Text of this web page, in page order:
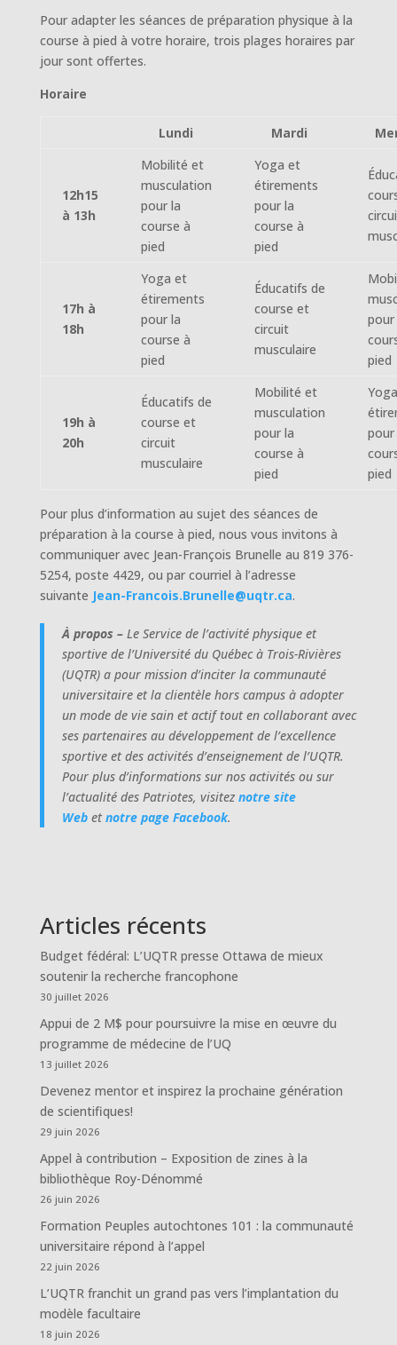
Pour adapter les séances de préparation physique à la
course à pied à votre horaire, trois plages horaires par
jour sont offertes.
Horaire
Lundi Mardi
12h15
à 13h
Mobilité et
musculation
pour la
course à
pied
Yoga et
étirements
pour la
course à
pied
17h à
18h
Yoga et
étirements
pour la
course à
pied
Éducatifs de
course et
circuit
musculaire
pour
pied
19h à
20h
Éducatifs de
course et
circuit
musculaire
Mobilité et
musculation
pour la
course à
pied
pour
pied
Pour plus d’information au sujet des séances de
préparation à la course à pied, nous vous invitons à
communiquer avec Jean-François Brunelle au 819 376-
5254, poste 4429, ou par courriel à l’adresse
suivante Jean-Francois.Brunelle@uqtr.ca.
À propos – Le Service de l’activité physique et
sportive de l’Université du Québec à Trois-Rivières
(UQTR) a pour mission d’inciter la communauté
universitaire et la clientèle hors campus à adopter
un mode de vie sain et actif tout en collaborant avec
ses partenaires au développement de l’excellence
sportive et des activités d’enseignement de l’UQTR.
Pour plus d’informations sur nos activités ou sur
l’actualité des Patriotes, visitez notre site
Webetnotre page Facebook.
Articles récents
Budget fédéral: L’UQTR presse Ottawa de mieux
soutenir la recherche francophone
30 juillet 2026
Appui de 2 M$ pour poursuivre la mise en œuvre du
programme de médecine de l’UQ
13 juillet 2026
Devenez mentor et inspirez la prochaine génération
de scientifiques!
29 juin 2026
Appel à contribution – Exposition de zines à la
bibliothèque Roy-Dénommé
26 juin 2026
Formation Peuples autochtones 101 : la communauté
universitaire répond à l’appel
22 juin 2026
L’UQTR franchit un grand pas vers l’implantation du
modèle facultaire
18 juin 2026